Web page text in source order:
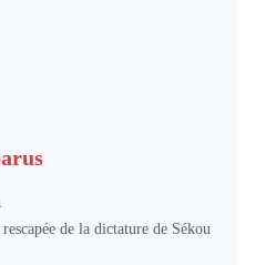
de la dictature de Sékou